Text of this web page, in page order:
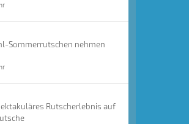
Sommerrutschen nehmen
Rutscherlebnis auf